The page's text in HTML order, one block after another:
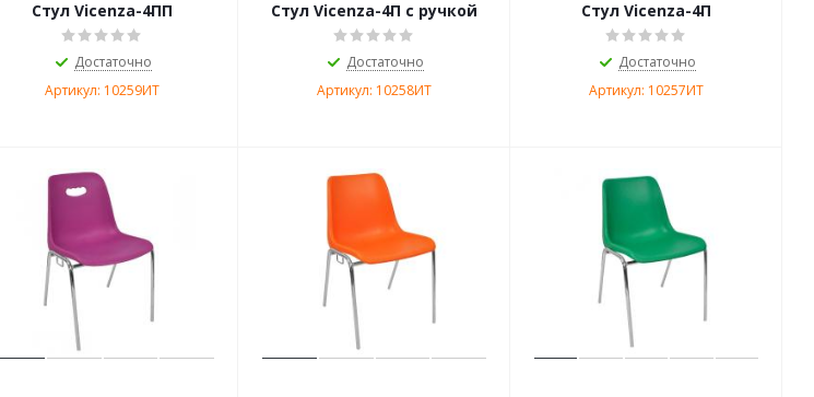
Стул Vicenza-4ПП
Достаточно
Артикул: 10259ИТ
Стул Vicenza-4П с ручкой
Достаточно
Артикул: 10258ИТ
Стул Vicenza-4П
Достаточно
Артикул: 10257ИТ